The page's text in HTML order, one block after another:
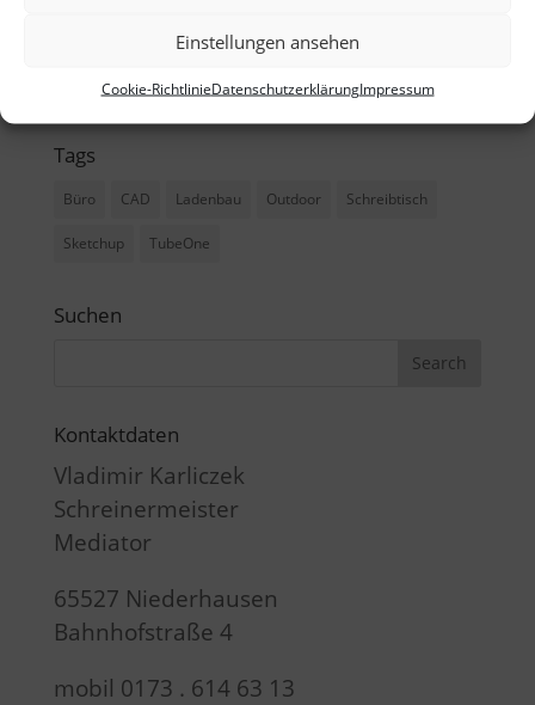
Einstellungen ansehen
Cookie-RichtlinieDatenschutzerklärungImpressum
Comments feed
WordPress.org
Tags
Büro CAD Ladenbau Outdoor Schreibtisch
Sketchup TubeOne
Suchen
Kontaktdaten
Vladimir Karliczek
Schreinermeister
Mediator
65527 Niederhausen
Bahnhofstraße 4
mobil 0173 . 614 63 13